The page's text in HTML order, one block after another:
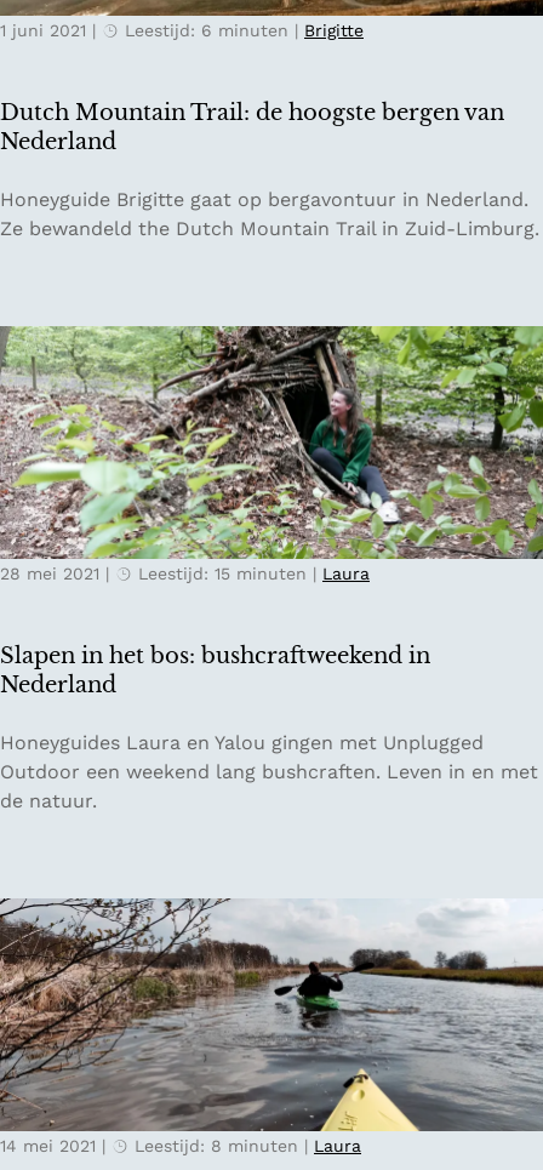
m
e
i
n
e
n
u
r
e
i
g
n
:
n
e
n
k
e
l
t
j
e
n
a
r
i
n
n
Dutch Mountain Trail: de hoogste bergen van
Nederland
1 juni 2021 | Leestijd: 6 minuten | Brigitte
D
u
M
o
u
n
t
a
i
n
T
i
l
d
e
h
g
s
t
e
b
e
r
g
e
n
Honeyguide Brigitte gaat op bergavontuur in Nederland.
Ze bewandeld the Dutch Mountain Trail in Zuid-Limburg.
Slapen in het bos: bushcraftweekend in
Nederland
28 mei 2021 | Leestijd: 15 minuten | Laura
S
l
a
i
n
h
e
t
b
o
s
:
Honeyguides Laura en Yalou gingen met Unplugged
Outdoor een weekend lang bushcraften. Leven in en met
de natuur.
14 mei 2021 | Leestijd: 8 minuten | Laura